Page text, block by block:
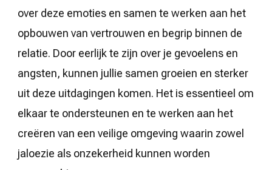
over deze emoties en samen te werken aan het
opbouwen van vertrouwen en begrip binnen de
relatie. Door eerlijk te zijn over je gevoelens en
angsten, kunnen jullie samen groeien en sterker
uit deze uitdagingen komen. Het is essentieel om
elkaar te ondersteunen en te werken aan het
creëren van een veilige omgeving waarin zowel
jaloezie als onzekerheid kunnen worden